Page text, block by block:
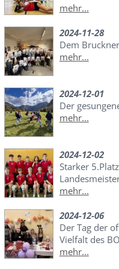
mehr...
2024-11-28
Dem
mehr...
2024-12-01
Der
mehr...
2024-12-02
Starker
mehr...
2024-12-06
Der Tag der
Vielfalt des
mehr...